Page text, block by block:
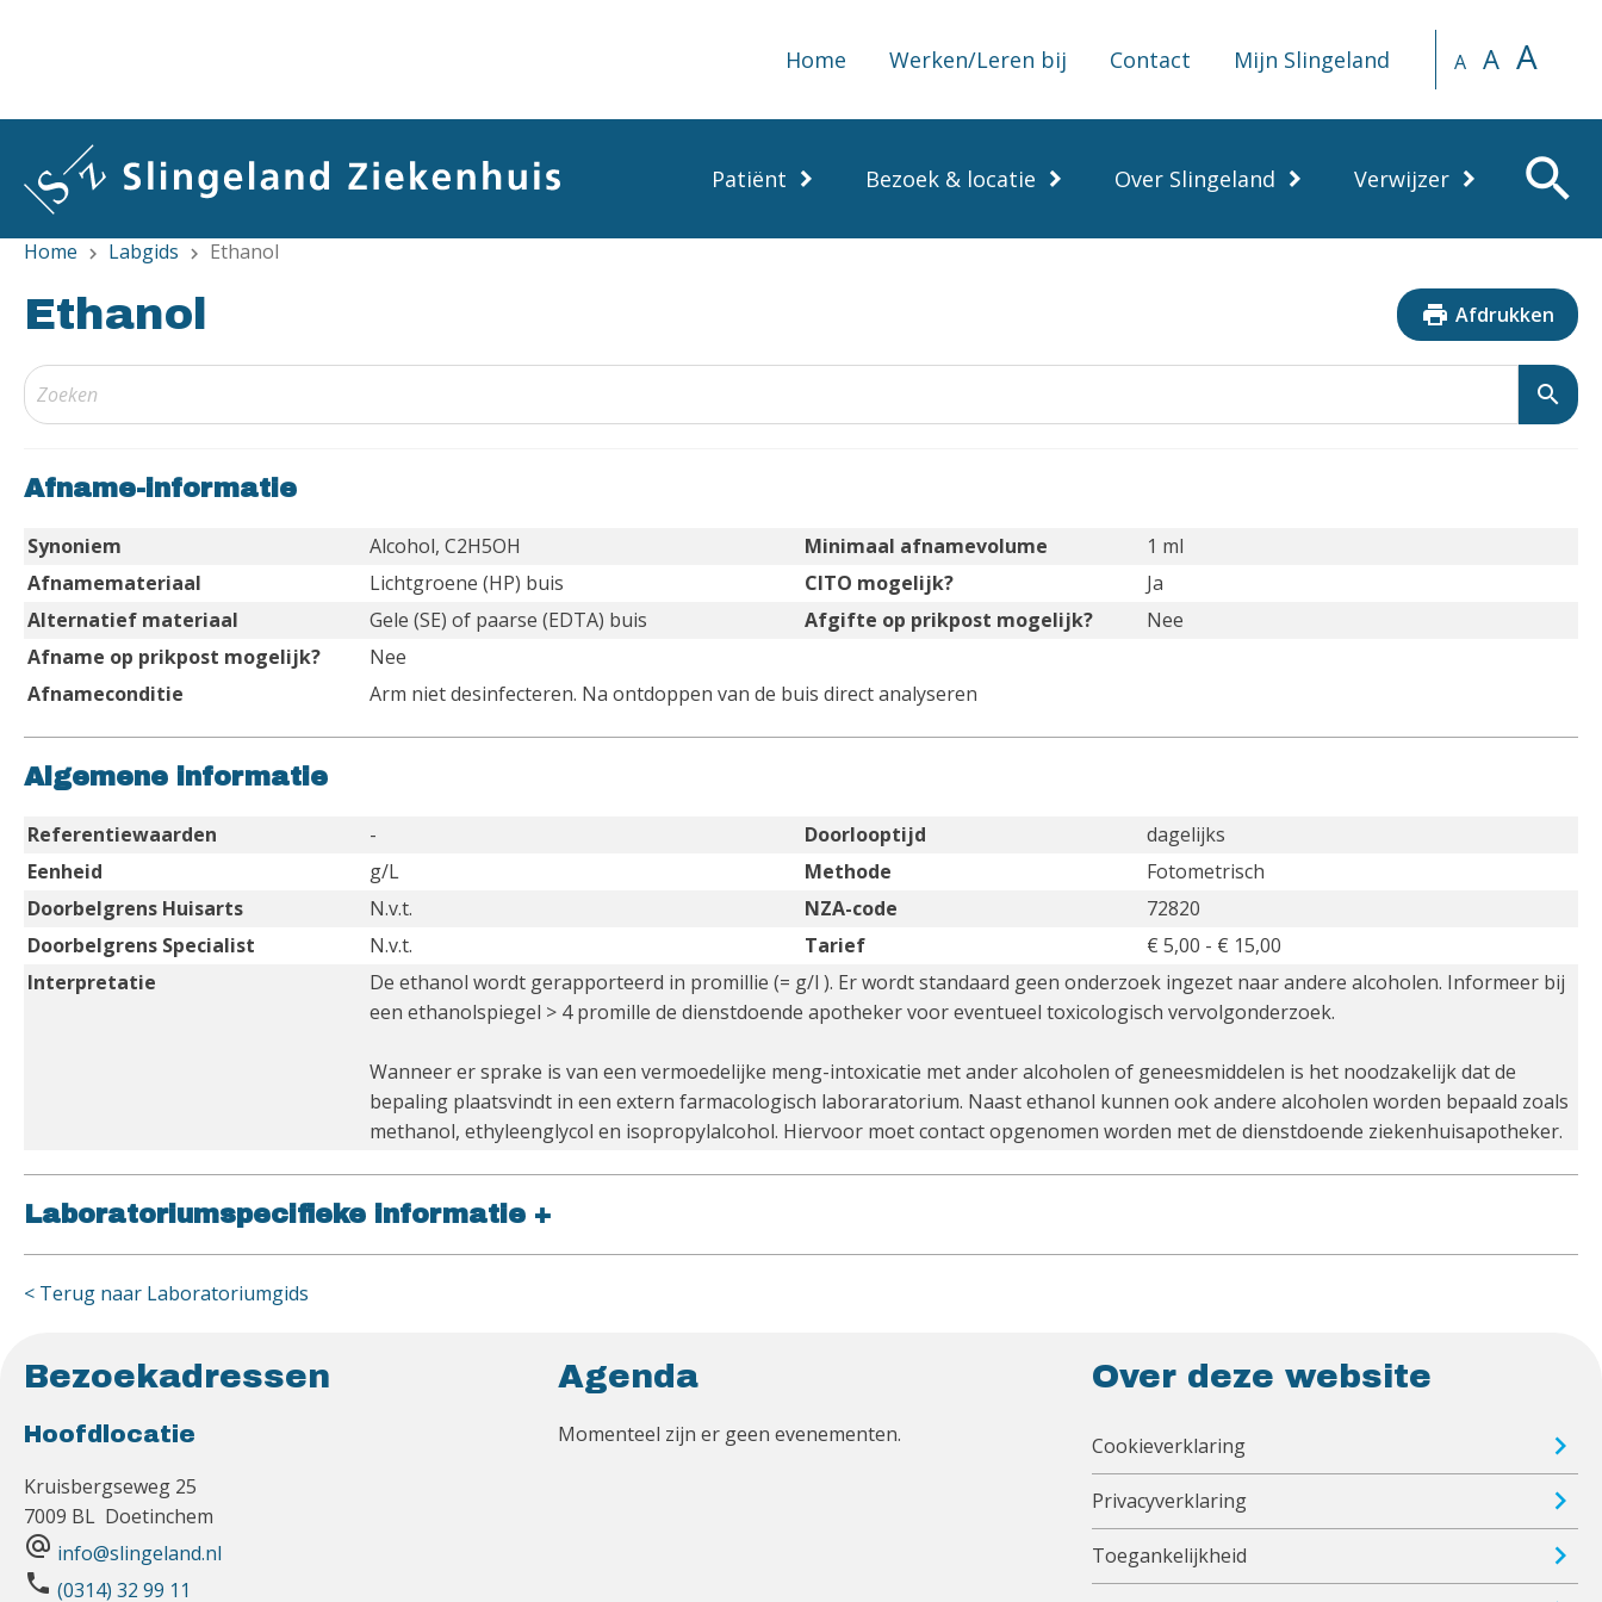
Home Werken/Leren bij Contact Mijn Slingeland A A A
Patiënt Bezoek & locatie Over Slingeland Verwijzer search
Home chevron_right Labgids chevron_right Ethanol
Ethanol print Afdrukken
search
Afname-informatie
Synoniem Alcohol, C2H5OH Minimaal afnamevolume
1 ml
Afnamemateriaal
Lichtgroene (HP) buis CITO mogelijk?
Ja
Alternatief materiaal
Gele (SE) of paarse (EDTA) buis Afgifte op prikpost mogelijk?
Nee
Afname op prikpost mogelijk?
Nee
Afnameconditie
Arm niet desinfecteren. Na ontdoppen van de buis direct analyseren
Algemene informatie
Referentiewaarden - Doorlooptijd
dagelijks
Eenheid
g/L Methode
Fotometrisch
Doorbelgrens Huisarts
N.v.t. NZA-code
72820
Doorbelgrens Specialist
N.v.t. Tarief
€ 5,00 - € 15,00
Interpretatie
De ethanol wordt gerapporteerd in promillie (= g/l ). Er wordt standaard geen onderzoek ingezet naar andere alcoholen. Informeer bij
een ethanolspiegel > 4 promille de dienstdoende apotheker voor eventueel toxicologisch vervolgonderzoek.
Wanneer er sprake is van een vermoedelijke meng-intoxicatie met ander alcoholen of geneesmiddelen is het noodzakelijk dat de
bepaling plaatsvindt in een extern farmacologisch laboraratorium. Naast ethanol kunnen ook andere alcoholen worden bepaald zoals
methanol, ethyleenglycol en isopropylalcohol. Hiervoor moet contact opgenomen worden met de dienstdoende ziekenhuisapotheker.
Laboratoriumspecifieke informatie +
< Terug naar Laboratoriumgids
Bezoekadressen
Hoofdlocatie
Kruisbergseweg 25
7009 BL Doetinchem
alternate_email info@slingeland.nl
phone (0314) 32 99 11
Agenda
Momenteel zijn er geen evenementen.
Over deze website
Cookieverklaring
Privacyverklaring
Toegankelijkheid